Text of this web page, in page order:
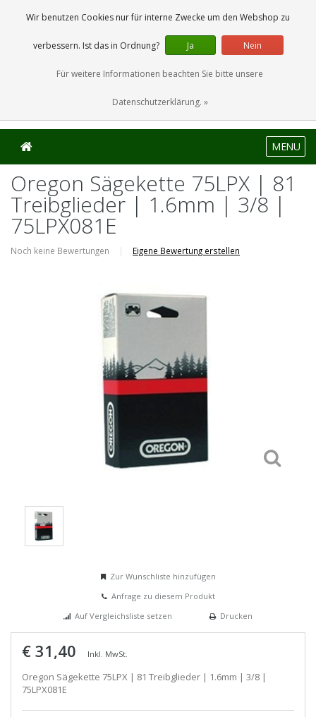
0 Artikel
MENU
Oregon Sägekette 75LPX | 81
Treibglieder | 1.6mm | 3/8 |
75LPX081E
Noch keine Bewertungen | Eigene Bewertung erstellen
Zur Wunschliste hinzufügen
Anfrage zu diesem Produkt
Auf Vergleichsliste setzen
Drucken
€ 31,40 Inkl. MwSt.
Oregon Sägekette 75LPX | 81 Treibglieder | 1.6mm | 3/8 |
75LPX081E
Wir benutzen Cookies nur für interne Zwecke um den Webshop zu
verbessern. Ist das in Ordnung? Ja Nein
Für weitere Informationen beachten Sie bitte unsere
Datenschutzerklärung. »